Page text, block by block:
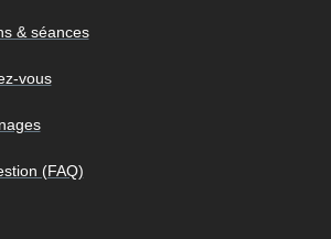
& séances
vous
(FAQ)